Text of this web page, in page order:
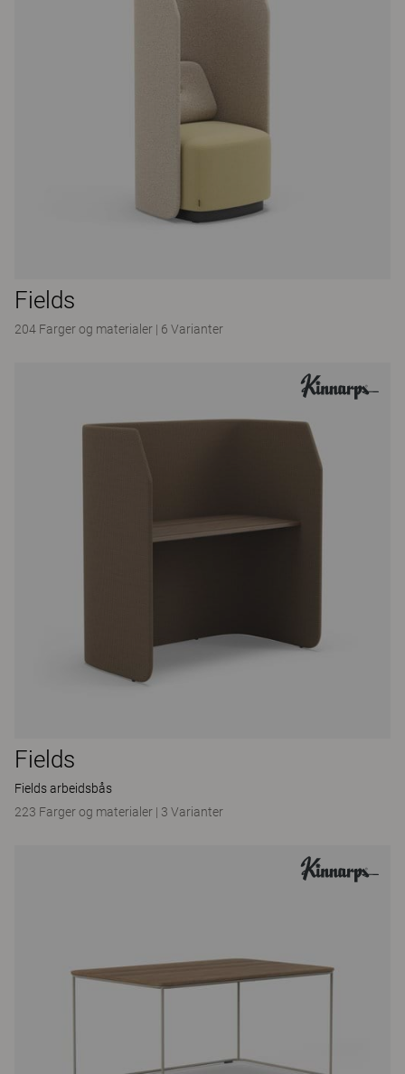
Fields
204 Farger og materialer | 6 Varianter
Fields
Fields arbeidsbås
223 Farger og materialer | 3 Varianter